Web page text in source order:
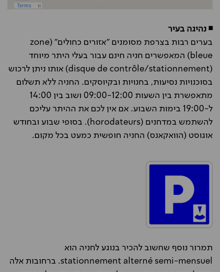
◾ נהיגה בעיר
בערים רבות בצרפת מסומנים "אזורים כחולים" (zone
bleue) המאפשרים חניה חינם עבור בעלי היתר מיוחד
(disque de contrôle/stationnement) אותו ניתן לרכוש
בסוכנויות נסיעות, בחנויות ובקיוסקים. החניה ללא תשלום
מתאפשרת בין השעות 09:00-12:00 ושוב בין 14:00
ל-19:00 בימות השבוע. אם אין לכם את ההיתר עליכם
להשתמש במדחנים (horodateurs). בסופי שבוע ובחודש
אוגוסט (הוואקאנס) החניה חופשית כמעט בכל מקום.
תמרור נוסף שחשוב להכיר בנוגע לחניה הוא
stationnement alterné semi-mensuel. ברחובות אלה